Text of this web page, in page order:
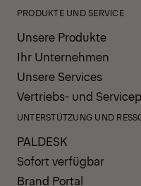
PRODUKTE UND SERVICE
Unsere Produkte
Ihr Unternehmen
Unsere Services
Vertriebs- und
UNTERSTÜTZUNG UND
PALDESK
Sofort verfügbar
Brand Portal